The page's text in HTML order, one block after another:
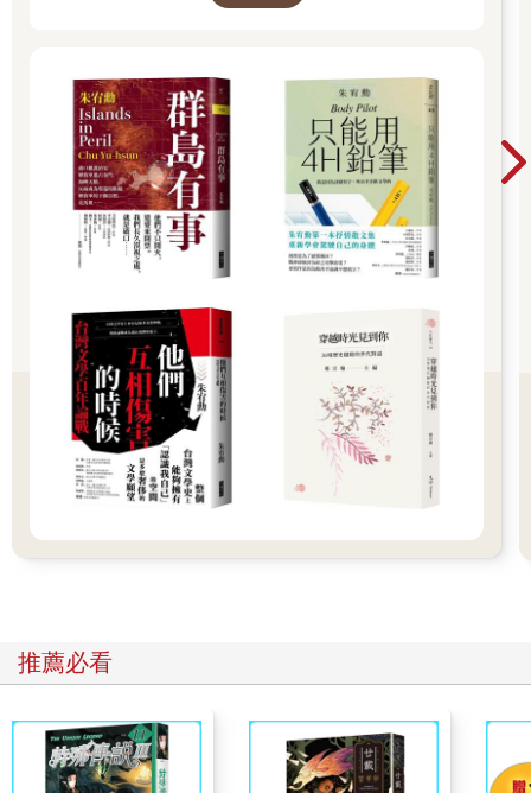
「沒想到以前真的會有這種審判，太難以置信了。」
人數、資料來源的多寡都會影響數字變化，但看起來確實有數萬
人受害。
「我因為好奇，就查了各式各樣的資料。」
「是什麼地方吸引妳啊？」我問杏梨，「這的確是很有意思的雜
學知識，但就是當時的文明還不發達，才會導致這個悲劇啊。」
「在一些的國家，直到現在還有人因為被當成魔女而被燒死。」
「這樣啊。」我其實很驚訝。無論是還有人相信魔女的存在，還
是殘忍的酷刑都讓我嚇了一跳。
「我實在想像不出來耶。」
「這個社會不可能接受迫害魔女的行為。不過，一旦面臨荒謬的
命運，說不定就會有人選擇相信魔女的存在，也有人非得讓魔女
死才活得下去。」
不等我回答，杏梨已闔上書本，打算結束這個話題。
就快到透析治療的時間，差不多該離開學校了。文藝社的活動能
夠適度消磨放學後的時間，非常適合我們的生活模式。
「下次再讓我聽聽魔女的故事啦。」
命運太過荒謬，讓人不得不相信魔女存在──杏梨是不是拿狩獵魔
女和自己的人生做比較，才會對這段歷史感興趣？
推薦必看